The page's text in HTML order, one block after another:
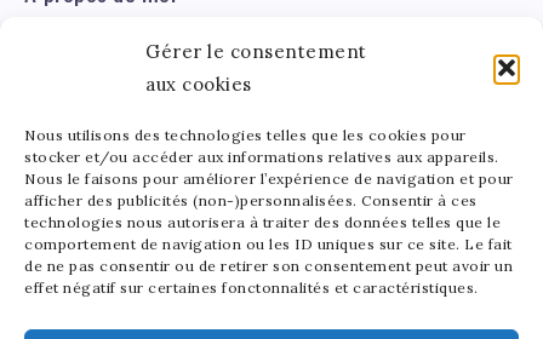
Gérer le consentement
aux cookies
Nous utilisons des technologies telles que les cookies pour
stocker et/ou accéder aux informations relatives aux appareils.
Nous le faisons pour améliorer l’expérience de navigation et pour
afficher des publicités (non-)personnalisées. Consentir à ces
technologies nous autorisera à traiter des données telles que le
comportement de navigation ou les ID uniques sur ce site. Le fait
de ne pas consentir ou de retirer son consentement peut avoir un
effet négatif sur certaines fonctonnalités et caractéristiques.
Tinger
Léa Tinger
Fondatrice
Fondatrice de FortunedeStar.com, je fusionne ma
passion pour les cultures et l'économie des célébrités.
Entre la gestion de mon site et la poterie, je trouve le
bonheur dans l'équilibre de mes activités. Mère d'un
bout de chou de 5 ans, je partage avec lui l'amour de
l'art sous toutes ses formes.